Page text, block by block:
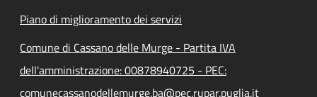
Piano di miglioramento dei servizi
Comune di Cassano delle Murge - Partita IVA
dell'amministrazione: 00878940725 - PEC:
comunecassanodellemurge.ba@pec.rupar.puglia.it